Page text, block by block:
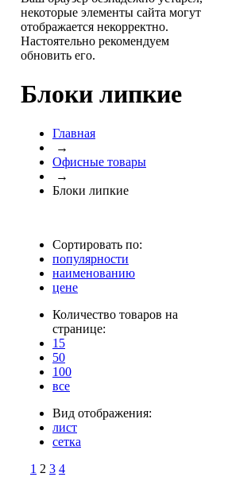
некоторые элементы сайта могут
отображается некорректно.
Настоятельно рекомендуем
обновить его.
Блоки липкие
Главная
→
Офисные товары
→
Блоки липкие
Сортировать по:
популярности
наименованию
цене
Количество товаров на
странице:
15
50
100
все
Вид отображения:
лист
сетка
1 2 3 4